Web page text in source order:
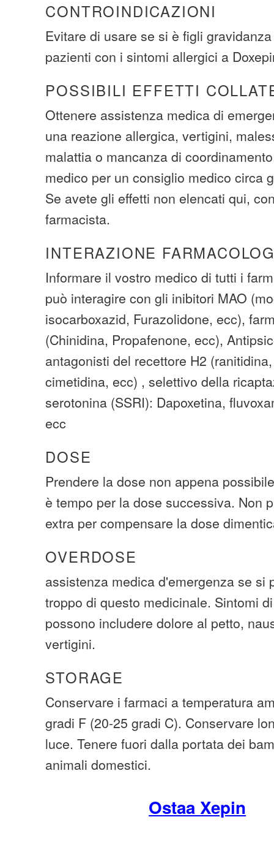
CONTROINDICAZIONI
Evitare di usare se si è figli
pazienti con i sintomi allergici a
POSSIBILI EFFETTI
Ottenere assistenza medica di
una reazione allergica, vertigini,
malattia o mancanza di
medico per un consiglio medico circa
Se avete gli effetti non elencati qui,
farmacista.
INTERAZIONE
Informare il vostro medico di tutti i
può interagire con gli inibitori MAO
isocarboxazid, Furazolidone, ecc),
(Chinidina, Propafenone, ecc),
antagonisti del recettore H2
cimetidina, ecc) , selettivo della
serotonina (SSRI): Dapoxetina,
ecc
DOSE
Prendere la dose non appena
è tempo per la dose successiva. Non
extra per compensare la dose
OVERDOSE
assistenza medica d'emergenza se si
troppo di questo medicinale. Sintomi
possono includere dolore al petto,
vertigini.
STORAGE
Conservare i farmaci a temperatura
gradi F (20-25 gradi C). Conservare
luce. Tenere fuori dalla portata dei
animali domestici.
Ostaa Xepin